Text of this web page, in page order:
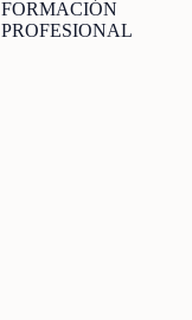
FORMACIÓN
PROFESIONAL